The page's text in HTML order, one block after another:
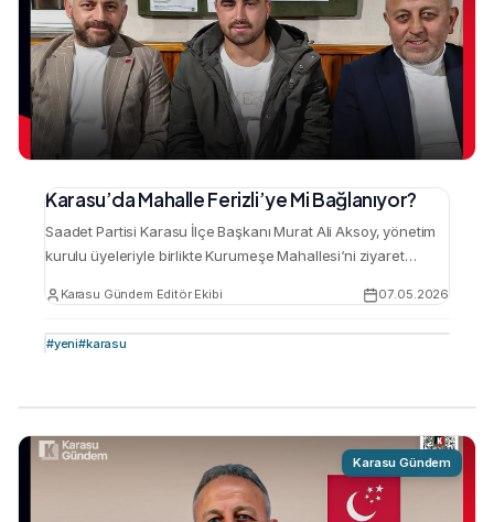
Karasu’da Mahalle Ferizli’ye Mi Bağlanıyor?
Saadet Partisi Karasu İlçe Başkanı Murat Ali Aksoy, yönetim
kurulu üyeleriyle birlikte Kurumeşe Mahallesi‘ni ziyaret
mahallenin Ferizli ilçesine bağlanma talebi üzerine
Belediyesi‘nden yeterli hizmet alamadıkları gerekçesiyle
son …
Karasu Gündem Editör Ekibi 07.05.2026
#yeni#karasu
Karasu Gündem